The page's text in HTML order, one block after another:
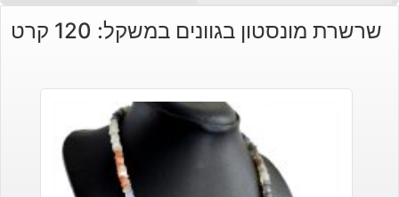
המקורי
היה:
הנוכחי
הוא:
שרשרת מונסטון בגוונים במשקל: 120 קרט